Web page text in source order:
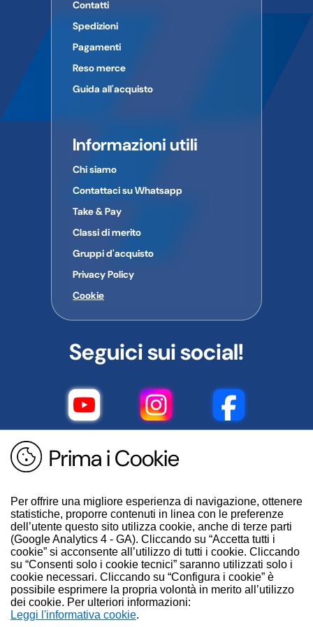
Prima i Cookie
Per offrire una migliore esperienza di navigazione, ottenere
statistiche, proporre contenuti in linea con le preferenze
dell’utente questo sito utilizza cookie, anche di terze parti
(Google Analytics 4 - GA). Cliccando su “Accetta tutti i
cookie” si acconsente all’utilizzo di tutti i cookie. Cliccando
su “Consenti solo i cookie tecnici” saranno utilizzati solo i
cookie necessari. Cliccando su “Configura i cookie” è
possibile esprimere la propria volontà in merito all’utilizzo
dei cookie. Per ulteriori informazioni:
.
Contatti
Spedizioni
Pagamenti
Reso merce
Guida all'acquisto
Informazioni utili
Chi siamo
Contattaci su Whatsapp
Take & Pay
Classi di merito
Gruppi d'acquisto
Privacy Policy
Cookie
Seguici sui social!